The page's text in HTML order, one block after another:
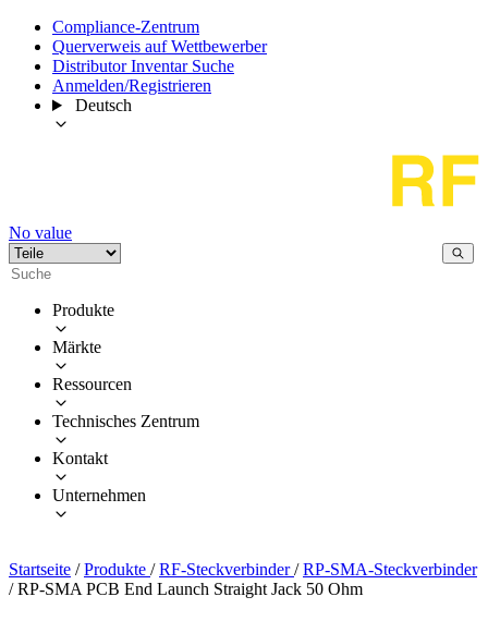
Compliance-Zentrum
Querverweis auf Wettbewerber
Distributor Inventar Suche
Anmelden/Registrieren
Deutsch
No value
Produkte
Märkte
Ressourcen
Technisches Zentrum
Kontakt
Unternehmen
Startseite / Produkte / RF-Steckverbinder/ RP-SMA-Steckverbinder
/ RP-SMA PCB End Launch Straight Jack 50 Ohm